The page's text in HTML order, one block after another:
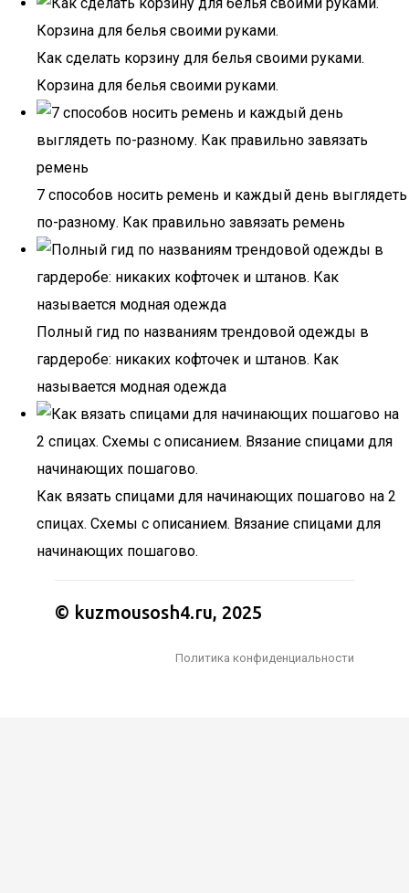
Как сделать корзину для белья своими руками.
Корзина для белья своими руками.
7 способов носить ремень и каждый день выглядеть
по-разному. Как правильно завязать ремень
Полный гид по названиям трендовой одежды в
гардеробе: никаких кофточек и штанов. Как
называется модная одежда
Как вязать спицами для начинающих пошагово на 2
спицах. Схемы с описанием. Вязание спицами для
начинающих пошагово.
© kuzmousosh4.ru, 2025
Политика конфиденциальности